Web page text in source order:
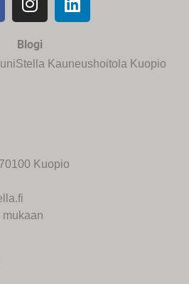
Blogi
Kauneushoitola Kuopio
Kuopio